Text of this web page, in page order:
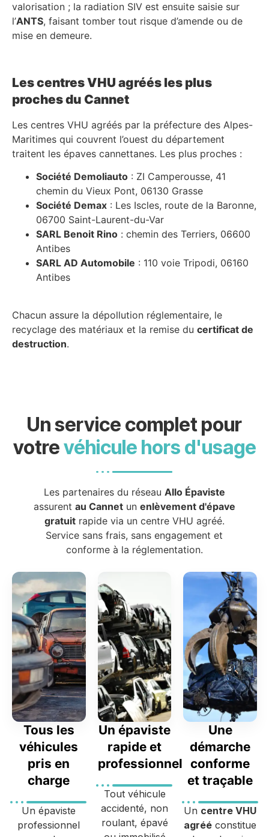
valorisation ; la radiation SIV est ensuite saisie sur
l’ANTS, faisant tomber tout risque d’amende ou de
mise en demeure.
Les centres VHU agréés les plus
proches du Cannet
Les centres VHU agréés par la préfecture des Alpes-
Maritimes qui couvrent l’ouest du département
traitent les épaves cannettanes. Les plus proches :
Société Demoliauto : ZI Camperousse, 41
chemin du Vieux Pont, 06130 Grasse
Société Demax : Les Iscles, route de la Baronne,
06700 Saint-Laurent-du-Var
SARL Benoit Rino : chemin des Terriers, 06600
Antibes
SARL AD Automobile : 110 voie Tripodi, 06160
Antibes
Chacun assure la dépollution réglementaire, le
recyclage des matériaux et la remise du certificat de
destruction.
Un service complet pour
votrevéhicule hors d'usage
Les partenaires du réseau Allo Épaviste
assurent au Cannetun enlèvement d'épave
gratuitrapide via un centre VHU agréé.
Service sans frais, sans engagement et
conforme à la réglementation.
Tous les
véhicules
pris en
charge
Un épaviste
professionnel
Un épaviste
rapide et
professionnel
Tout véhicule
accidenté, non
roulant, épavé
Une
démarche
conforme
et traçable
Un centre VHU
agréé constitue